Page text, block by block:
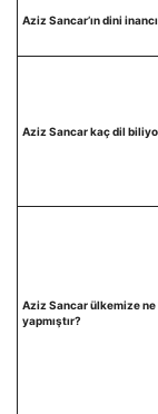
Aziz Sancar’ın dini
Aziz Sancar kaç dil
Aziz Sancar ülkemize ne
yapmıştır?